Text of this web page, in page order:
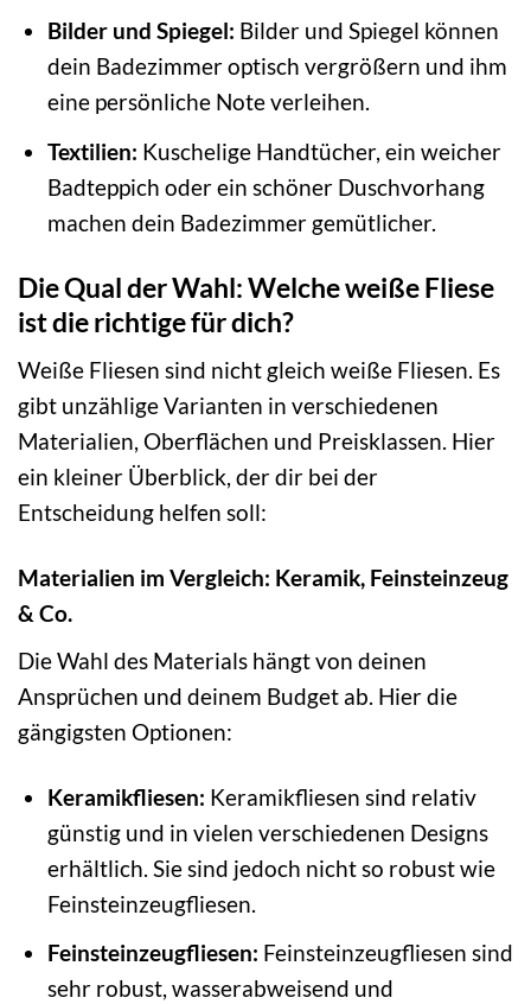
Bilder und Spiegel: Bilder und Spiegel können
dein Badezimmer optisch vergrößern und ihm
eine persönliche Note verleihen.
Textilien: Kuschelige Handtücher, ein weicher
Badteppich oder ein schöner Duschvorhang
machen dein Badezimmer gemütlicher.
Die Qual der Wahl: Welche weiße Fliese
ist die richtige für dich?
Weiße Fliesen sind nicht gleich weiße Fliesen. Es
gibt unzählige Varianten in verschiedenen
Materialien, Oberflächen und Preisklassen. Hier
ein kleiner Überblick, der dir bei der
Entscheidung helfen soll:
Materialien im Vergleich: Keramik, Feinsteinzeug
& Co.
Die Wahl des Materials hängt von deinen
Ansprüchen und deinem Budget ab. Hier die
gängigsten Optionen:
Keramikfliesen: Keramikfliesen sind relativ
günstig und in vielen verschiedenen Designs
erhältlich. Sie sind jedoch nicht so robust wie
Feinsteinzeugfliesen.
Feinsteinzeugfliesen: Feinsteinzeugfliesen sind
sehr robust, wasserabweisend und